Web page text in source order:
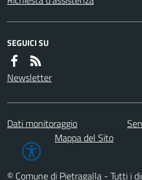
SEGUICI SU
Newsletter
Dati monitoraggio
Mappa del Sito
© Comune di Pietragalla - Tutti i